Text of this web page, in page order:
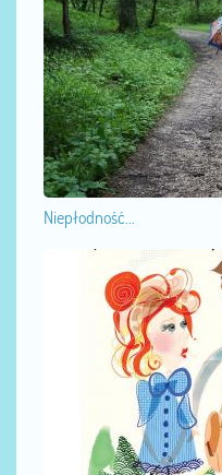
Niepłodność...